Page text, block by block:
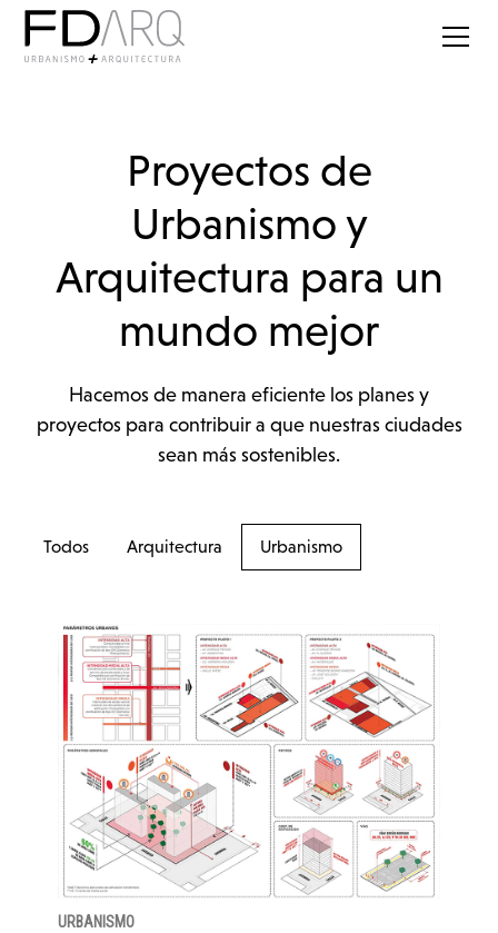
Proyectos de
Urbanismo y
Arquitectura para un
mundo mejor
Hacemos de manera eficiente los planes y
proyectos para contribuir a que nuestras ciudades
sean más sostenibles.
Todos Arquitectura Urbanismo
URBANISMO